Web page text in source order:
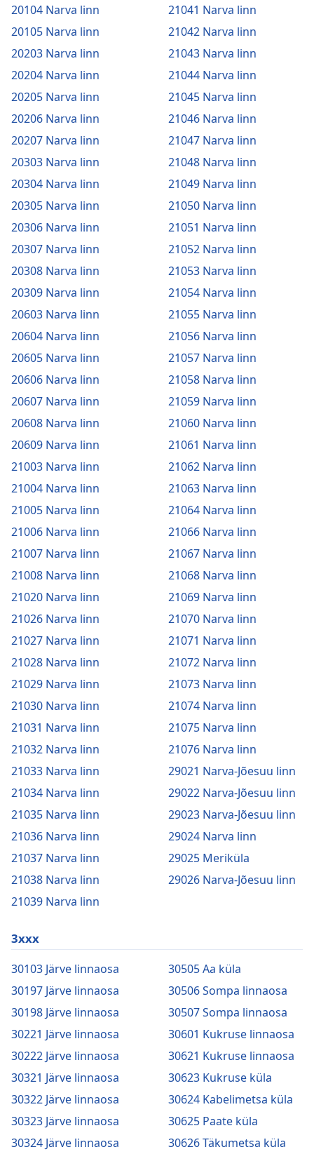
20104 Narva linn
20105 Narva linn
20203 Narva linn
20204 Narva linn
20205 Narva linn
20206 Narva linn
20207 Narva linn
20303 Narva linn
20304 Narva linn
20305 Narva linn
20306 Narva linn
20307 Narva linn
20308 Narva linn
20309 Narva linn
20603 Narva linn
20604 Narva linn
20605 Narva linn
20606 Narva linn
20607 Narva linn
20608 Narva linn
20609 Narva linn
21003 Narva linn
21004 Narva linn
21005 Narva linn
21006 Narva linn
21007 Narva linn
21008 Narva linn
21020 Narva linn
21026 Narva linn
21027 Narva linn
21028 Narva linn
21029 Narva linn
21030 Narva linn
21031 Narva linn
21032 Narva linn
21033 Narva linn
21034 Narva linn
21035 Narva linn
21036 Narva linn
21037 Narva linn
21038 Narva linn
21039 Narva linn
21041 Narva linn
21042 Narva linn
21043 Narva linn
21044 Narva linn
21045 Narva linn
21046 Narva linn
21047 Narva linn
21048 Narva linn
21049 Narva linn
21050 Narva linn
21051 Narva linn
21052 Narva linn
21053 Narva linn
21054 Narva linn
21055 Narva linn
21056 Narva linn
21057 Narva linn
21058 Narva linn
21059 Narva linn
21060 Narva linn
21061 Narva linn
21062 Narva linn
21063 Narva linn
21064 Narva linn
21066 Narva linn
21067 Narva linn
21068 Narva linn
21069 Narva linn
21070 Narva linn
21071 Narva linn
21072 Narva linn
21073 Narva linn
21074 Narva linn
21075 Narva linn
21076 Narva linn
29021 Narva-Jõesuu linn
29022 Narva-Jõesuu linn
29023 Narva-Jõesuu linn
29024 Narva linn
29025 Meriküla
29026 Narva-Jõesuu linn
3xxx
30103 Järve linnaosa
30197 Järve linnaosa
30198 Järve linnaosa
30221 Järve linnaosa
30222 Järve linnaosa
30321 Järve linnaosa
30322 Järve linnaosa
30323 Järve linnaosa
30324 Järve linnaosa
30505 Aa küla
30506 Sompa linnaosa
30507 Sompa linnaosa
30601 Kukruse linnaosa
30621 Kukruse linnaosa
30623 Kukruse küla
30624 Kabelimetsa küla
30625 Paate küla
30626 Täkumetsa küla